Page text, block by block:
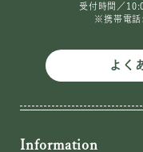
受付時間／
※携帯電話
よく
Information